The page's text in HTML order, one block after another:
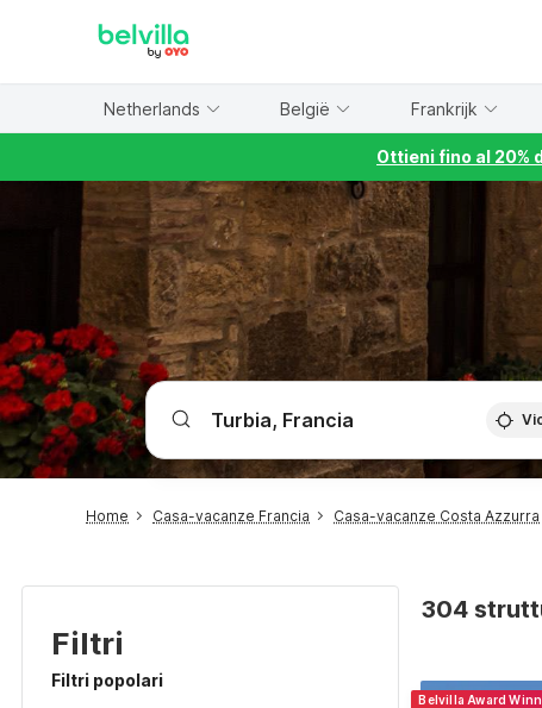
Netherlands België Frankrijk
Ottieni fino al 20%
Home Casa-vacanze Francia Casa-vacanze Costa Azzurra
Filtri
Filtri popolari
304
Belvilla Award